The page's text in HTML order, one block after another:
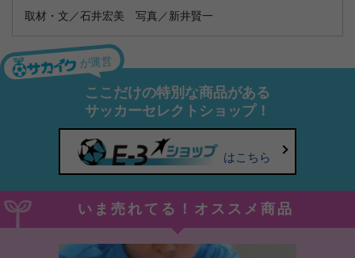
取材・文／石井宏美 写真／新井賢一
が運営
ここだけの特別な商品がある
サッカーセレクトショップ！
はこちら
いま売れてる！オススメ商品